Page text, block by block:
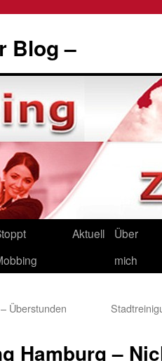
Blog –
Aktuell
Über
mich
Überstunden
Hamburg –